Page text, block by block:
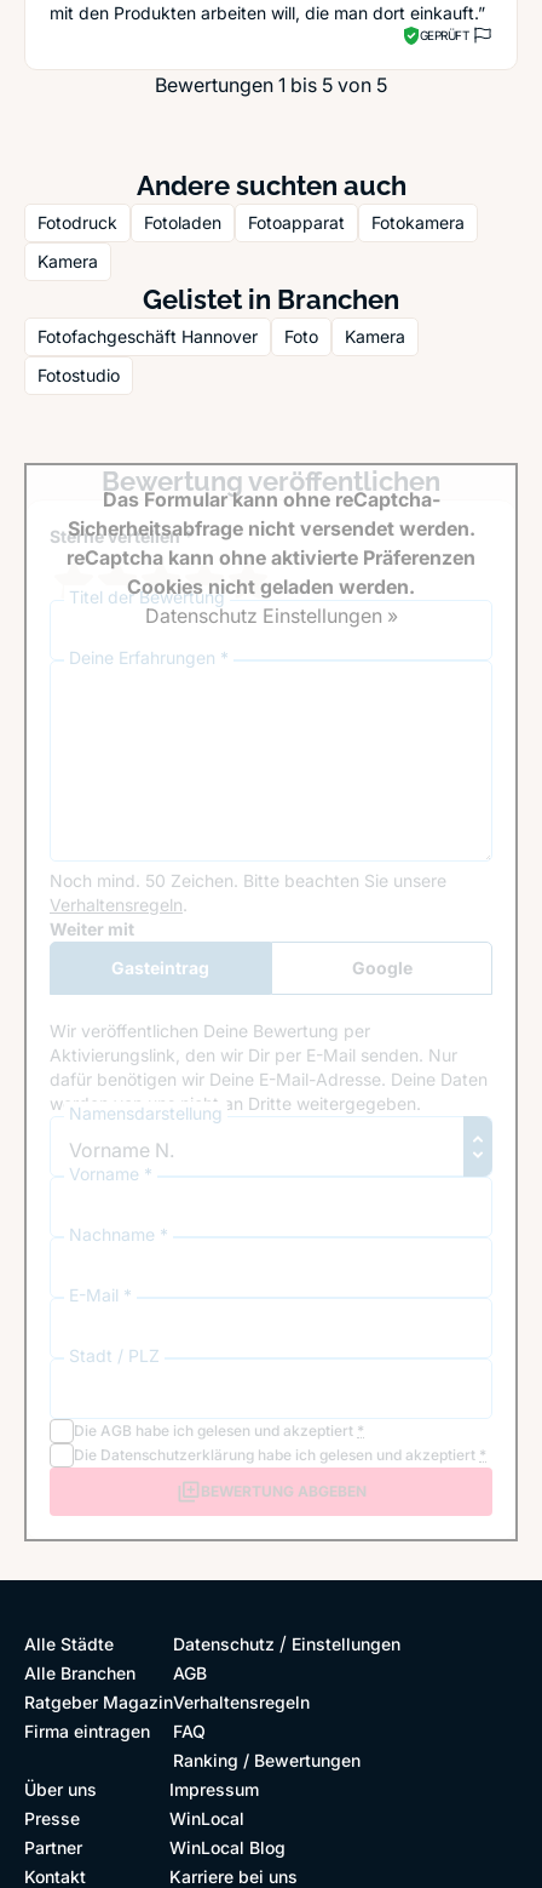
mit den Produkten arbeiten will, die man dort einkauft.”
GEPRÜFT
Bewertungen 1 bis 5 von 5
Andere suchten auch
Fotodruck Fotoladen Fotoapparat
Fotokamera
Kamera
Gelistet in Branchen
Fotofachgeschäft Hannover Foto
Kamera
Fotostudio
Bewertung veröffentlichen
Sterne verteilen *
Titel der Bewertung
Deine Erfahrungen *
Noch mind. 50 Zeichen. Bitte beachten Sie unsere
Verhaltensregeln.
Google Recaptcha
Weiter mit
Gasteintrag
Google
Anmeldung
Wir veröffentlichen Deine Bewertung per
Aktivierungslink, den wir Dir per E-Mail senden. Nur
dafür benötigen wir Deine E-Mail-Adresse. Deine Daten
werden von uns nicht an Dritte weitergegeben.
Namensdarstellung
Vorname *
Nachname *
E-Mail *
Stadt / PLZ
Die AGB habe ich gelesen und akzeptiert *
Die Datenschutzerklärung habe ich gelesen und akzeptiert *
BEWERTUNG ABGEBEN
Das Formular kann ohne reCaptcha-
Sicherheitsabfrage nicht versendet werden.
reCaptcha kann ohne aktivierte Präferenzen
Cookies nicht geladen werden.
Datenschutz Einstellungen »
Alle Städte
Alle Branchen
Ratgeber Magazin
Firma eintragen
Datenschutz / Einstellungen
AGB
Verhaltensregeln
FAQ
Ranking / Bewertungen
Über uns
Presse
Partner
Kontakt
Impressum
WinLocal
WinLocal Blog
Karriere bei uns